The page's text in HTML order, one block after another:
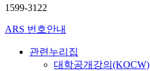
1599-3122
ARS 번호안내
관련누리집
대학공개강의(KOCW)